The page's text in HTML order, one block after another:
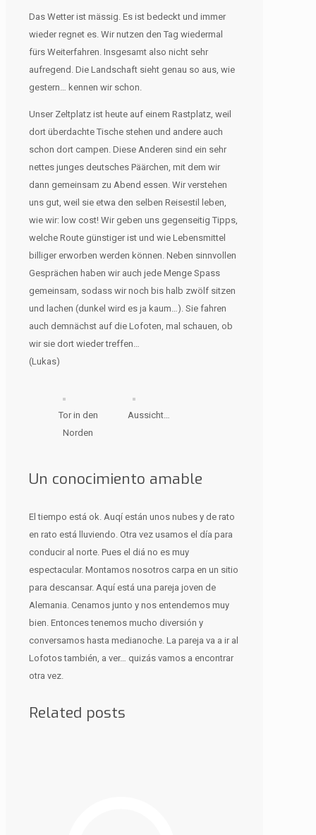
Das Wetter ist mässig. Es ist bedeckt und immer
wieder regnet es. Wir nutzen den Tag wiedermal
fürs Weiterfahren. Insgesamt also nicht sehr
aufregend. Die Landschaft sieht genau so aus, wie
gestern… kennen wir schon.
Unser Zeltplatz ist heute auf einem Rastplatz, weil
dort überdachte Tische stehen und andere auch
schon dort campen. Diese Anderen sind ein sehr
nettes junges deutsches Päärchen, mit dem wir
dann gemeinsam zu Abend essen. Wir verstehen
uns gut, weil sie etwa den selben Reisestil leben,
wie wir: low cost! Wir geben uns gegenseitig Tipps,
welche Route günstiger ist und wie Lebensmittel
billiger erworben werden können. Neben sinnvollen
Gesprächen haben wir auch jede Menge Spass
gemeinsam, sodass wir noch bis halb zwölf sitzen
und lachen (dunkel wird es ja kaum…). Sie fahren
auch demnächst auf die Lofoten, mal schauen, ob
wir sie dort wieder treffen…
(Lukas)
Tor in den
Norden
Aussicht…
Un conocimiento amable
El tiempo está ok. Auqí están unos nubes y de rato
en rato está lluviendo. Otra vez usamos el día para
conducir al norte. Pues el diá no es muy
espectacular. Montamos nosotros carpa en un sitio
para descansar. Aquí está una pareja joven de
Alemania. Cenamos junto y nos entendemos muy
bien. Entonces tenemos mucho diversión y
conversamos hasta medianoche. La pareja va a ir al
Lofotos también, a ver… quizás vamos a encontrar
otra vez.
Related posts